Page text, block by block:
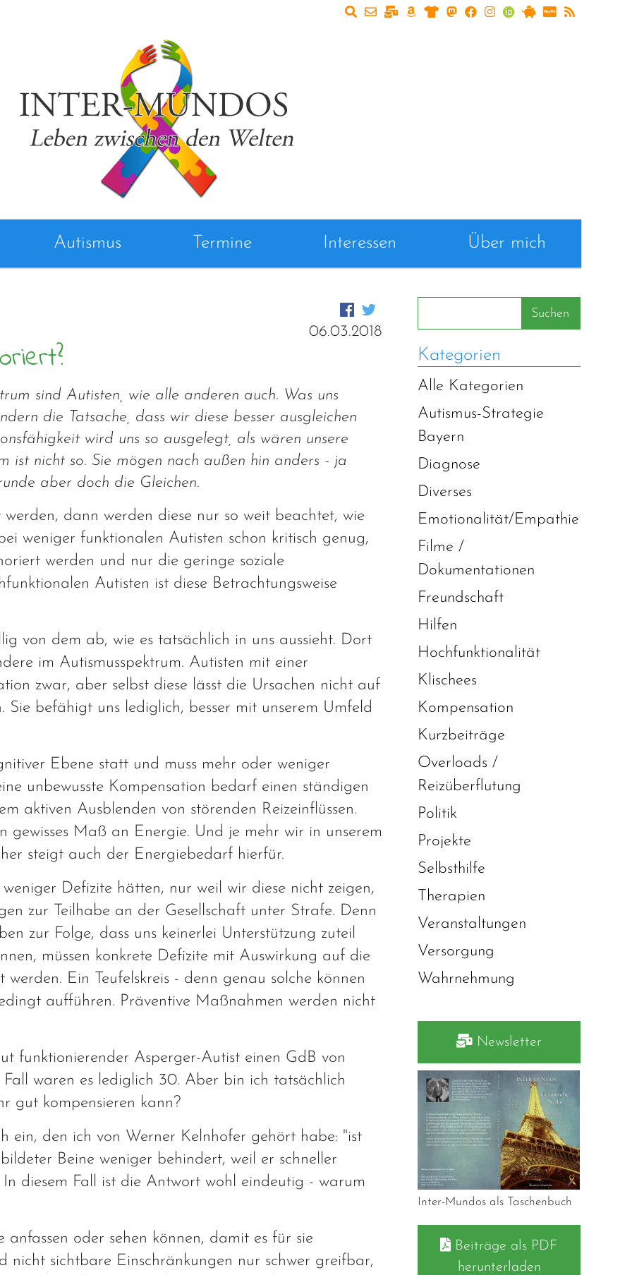
Autismus Termine Interessen Über mich
06.03.2018
sind Autisten, wie alle anderen auch. Was uns
die Tatsache, dass wir diese besser ausgleichen
wird uns so ausgelegt, als wären unsere
ist nicht so. Sie mögen nach außen hin anders - ja
aber doch die Gleichen.
dann werden diese nur so weit beachtet, wie
weniger funktionalen Autisten schon kritisch genug,
werden und nur die geringe soziale
Autisten ist diese Betrachtungsweise
von dem ab, wie es tatsächlich in uns aussieht. Dort
im Autismusspektrum. Autisten mit einer
zwar, aber selbst diese lässt die Ursachen nicht auf
Sie befähigt uns lediglich, besser mit unserem Umfeld
Ebene statt und muss mehr oder weniger
unbewusste Kompensation bedarf einen ständigen
aktiven Ausblenden von störenden Reizeinflüssen.
gewisses Maß an Energie. Und je mehr wir in unserem
steigt auch der Energiebedarf hierfür.
Defizite hätten, nur weil wir diese nicht zeigen,
zur Teilhabe an der Gesellschaft unter Strafe. Denn
zur Folge, dass uns keinerlei Unterstützung zuteil
müssen konkrete Defizite mit Auswirkung auf die
werden. Ein Teufelskreis - denn genau solche können
aufführen. Präventive Maßnahmen werden nicht
funktionierender Asperger-Autist einen GdB von
waren es lediglich 30. Aber bin ich tatsächlich
gut kompensieren kann?
ein, den ich von Werner Kelnhofer gehört habe: "ist
Beine weniger behindert, weil er schneller
In diesem Fall ist die Antwort wohl eindeutig - warum
anfassen oder sehen können, damit es für sie
nicht sichtbare Einschränkungen nur schwer greifbar,
Suchen
Kategorien
Alle Kategorien
Autismus-Strategie
Bayern
Diagnose
Diverses
Emotionalität/Empathie
Filme /
Dokumentationen
Freundschaft
Hilfen
Hochfunktionalität
Klischees
Kompensation
Kurzbeiträge
Overloads /
Reizüberflutung
Politik
Projekte
Selbsthilfe
Therapien
Veranstaltungen
Versorgung
Wahrnehmung
Newsletter
Inter-Mundos als Taschenbuch
Beiträge als PDF
herunterladen